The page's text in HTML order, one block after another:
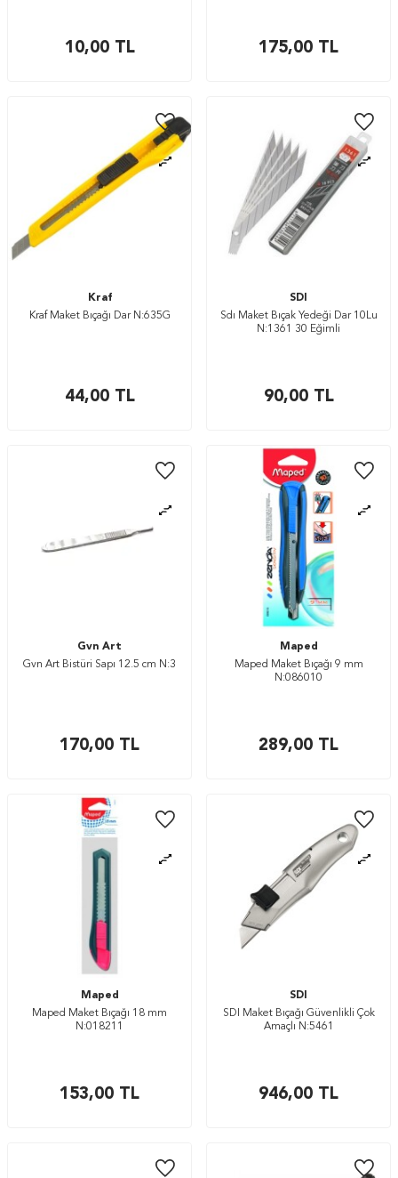
10,00TL 175,00 TL
Kraf
Kraf Maket Bıçağı Dar N:635G
44,00TL
SDI
Sdı Maket Bıçak Yedeği Dar 10Lu
N:1361 30 Eğimli
90,00TL
Gvn Art
Gvn Art Bistüri Sapı 12.5 cm N:3
170,00 TL
Maped
Maped Maket Bıçağı 9 mm
N:086010
289,00 TL
Maped
Maped Maket Bıçağı 18 mm
N:018211
153,00 TL
SDI
SDI Maket Bıçağı Güvenlikli Çok
Amaçlı N:5461
946,00 TL